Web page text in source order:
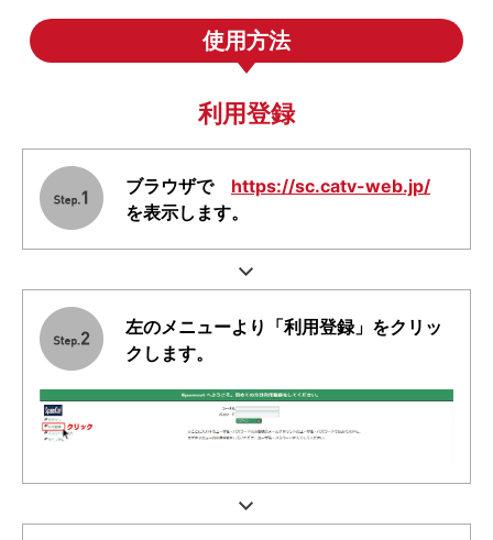
使用方法
利用登録
ブラウザで https://sc.catv-web.jp/
を表示します。
左のメニューより「利用登録」をクリッ
クします。